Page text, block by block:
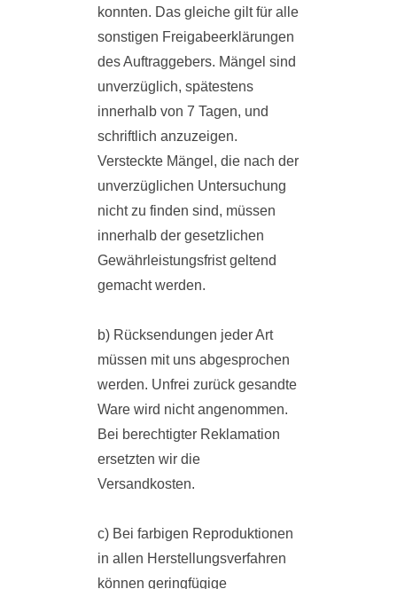
konnten. Das gleiche gilt für alle
sonstigen Freigabeerklärungen
des Auftraggebers. Mängel sind
unverzüglich, spätestens
innerhalb von 7 Tagen, und
schriftlich anzuzeigen.
Versteckte Mängel, die nach der
unverzüglichen Untersuchung
nicht zu finden sind, müssen
innerhalb der gesetzlichen
Gewährleistungsfrist geltend
gemacht werden.
b) Rücksendungen jeder Art
müssen mit uns abgesprochen
werden. Unfrei zurück gesandte
Ware wird nicht angenommen.
Bei berechtigter Reklamation
ersetzten wir die
Versandkosten.
c) Bei farbigen Reproduktionen
in allen Herstellungsverfahren
können geringfügige